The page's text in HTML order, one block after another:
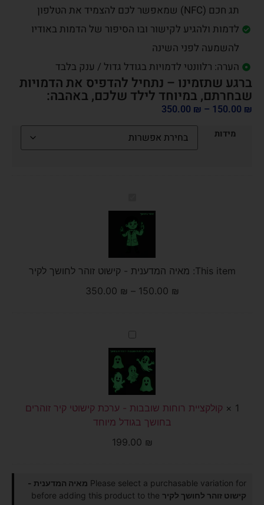
תג חכם (NFC) שמאפשר לכם להצמיד את הטלפון
לדמות ולהגיע לקישור ובו הסיפור של הדמות באודיו
להשמעה לפני השינה
הערה: רלוונטי לדמויות בגודל גדול / ענק בלבד
ברגע שתזמינו – נתחיל להדפיס את הדמויות
שבחרתם, במיוחד לילד שלכם, באהבה:
150.00 ₪
–
350.00 ₪
מידות
-
קישוט
זוהר
לחושך
This item: מאיה המדענית - קישוט זוהר לחושך לקיר
150.00 ₪
–
350.00 ₪
קולקציית
רוחות
שובבות
ערכת
קישוטי
קיר
זוהרים
בחושך
בגודל
מיוחד
1
× קולקציית רוחות שובבות - ערכת קישוטי קיר זוהרים
בחושך בגודל מיוחד
199.00 ₪
Please select a purchasable variation for מאיה המדענית -
קישוט זוהר לחושך לקיר before adding this product to the